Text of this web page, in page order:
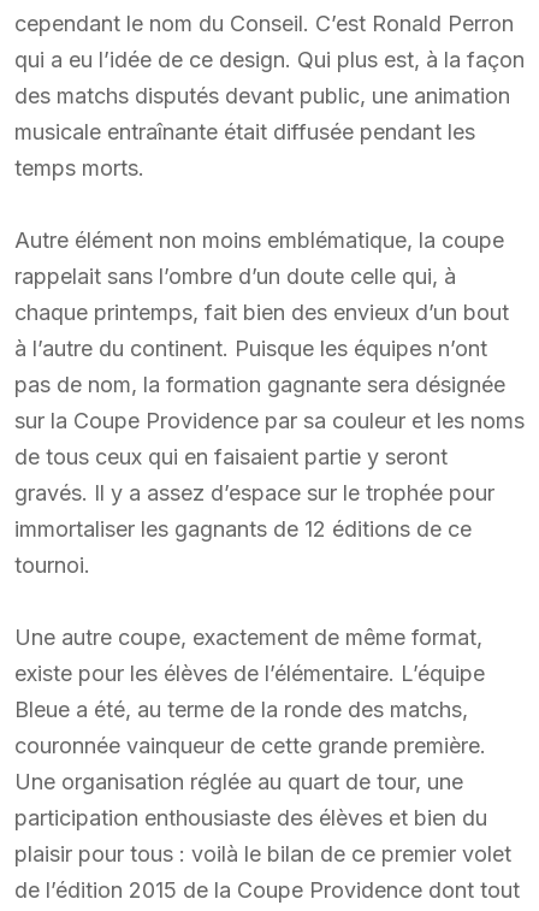
cependant le nom du Conseil. C’est Ronald Perron
qui a eu l’idée de ce design. Qui plus est, à la façon
des matchs disputés devant public, une animation
musicale entraînante était diffusée pendant les
temps morts.
Autre élément non moins emblématique, la coupe
rappelait sans l’ombre d’un doute celle qui, à
chaque printemps, fait bien des envieux d’un bout
à l’autre du continent. Puisque les équipes n’ont
pas de nom, la formation gagnante sera désignée
sur la Coupe Providence par sa couleur et les noms
de tous ceux qui en faisaient partie y seront
gravés. Il y a assez d’espace sur le trophée pour
immortaliser les gagnants de 12 éditions de ce
tournoi.
Une autre coupe, exactement de même format,
existe pour les élèves de l’élémentaire. L’équipe
Bleue a été, au terme de la ronde des matchs,
couronnée vainqueur de cette grande première.
Une organisation réglée au quart de tour, une
participation enthousiaste des élèves et bien du
plaisir pour tous : voilà le bilan de ce premier volet
de l’édition 2015 de la Coupe Providence dont tout